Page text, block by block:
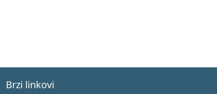
Brzi linkovi